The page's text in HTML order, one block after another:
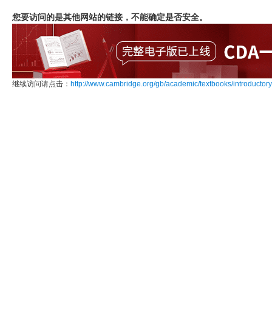
您要访问的是其他网站的链接，不能确定是否安全。
继续访问请点击： http://www.cambridge.org/gb/academic/textbooks/